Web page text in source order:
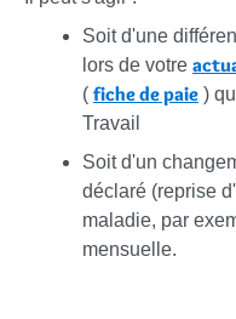
Soit d'une
lors de votre
( fiche de paie )
Travail
Soit d'un
déclaré (reprise
maladie, par
mensuelle.